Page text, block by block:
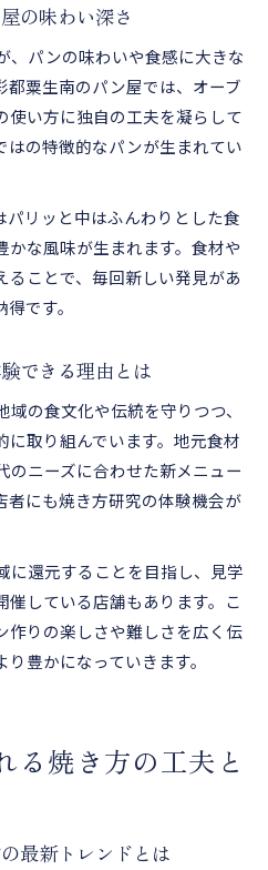
の味わい深さ
、パンの味わいや食感に大きな
都粟生南のパン屋では、オーブ
使い方に独自の工夫を凝らして
はの特徴的なパンが生まれてい
パリッと中はふんわりとした食
かな風味が生まれます。食材や
ることで、毎回新しい発見があ
です。
できる理由とは
の食文化や伝統を守りつつ、
に取り組んでいます。地元食材
のニーズに合わせた新メニュー
者にも焼き方研究の体験機会が
に還元することを目指し、見学
催している店舗もあります。こ
作りの楽しさや難しさを広く伝
豊かになっていきます。
る焼き方の工夫と
最新トレンドとは